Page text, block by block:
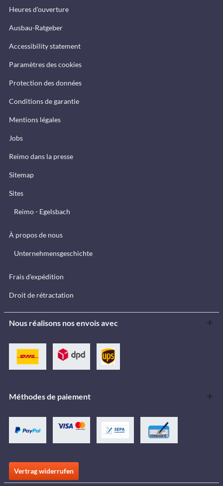
Heures d'ouverture
Ausbau-Ratgeber
Accessibility statement
Paramètres des cookies
Protection des données
Conditions de garantie
Mentions légales
Jobs
Reimo dans la presse
Sitemap
Sites
Reimo - Egelsbach
À propos de nous
Unternehmensgeschichte
Frais d'expédition
Droit de rétractation
Nous réalisons nos envois avec
Méthodes de paiement
Vertrag widerrufen